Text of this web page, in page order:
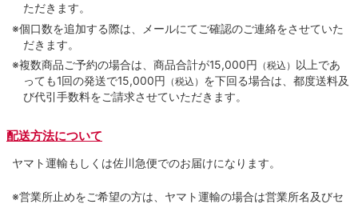
ただきます。
※個口数を追加する際は、メールにてご確認のご連絡をさせていた
だきます。
※複数商品ご予約の場合は、商品合計が15,000円
（税込）
以上であ
っても1回の発送で15,000円
（税込） を下回る場合は、都度送料及
び代引手数料をご請求させていただきます。
配送方法について
ヤマト運輸もしくは佐川急便でのお届けになります。
※営業所止めをご希望の方は、ヤマト運輸の場合は営業所名及びセ